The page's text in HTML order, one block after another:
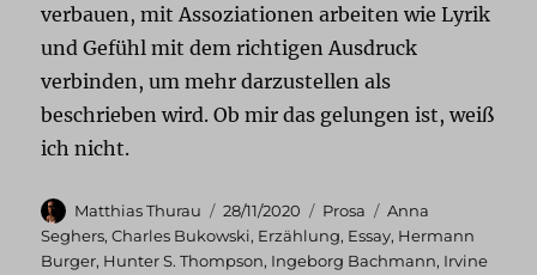
verbauen, mit Assoziationen arbeiten wie Lyrik
und Gefühl mit dem richtigen Ausdruck
verbinden, um mehr darzustellen als
beschrieben wird. Ob mir das gelungen ist, weiß
ich nicht.
Autor
Matthias Thurau
Veröffentlicht
am
28/11/2020 Kategorien
Prosa Schlagwörter
Anna
Seghers,Charles Bukowski, Erzählung, Essay, Hermann
Burger, Hunter S. Thompson, Ingeborg Bachmann, Irvine